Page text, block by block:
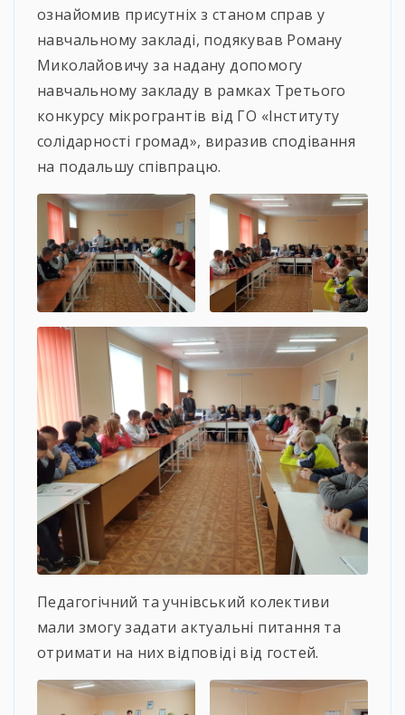
ознайомив присутніх з станом справ у
навчальному закладі, подякував Роману
Миколайовичу за надану допомогу
навчальному закладу в рамках Третього
конкурсу мікрогрантів від ГО «Інституту
солідарності громад», виразив сподівання
на подальшу співпрацю.
Педагогічний та учнівський колективи
мали змогу задати актуальні питання та
отримати на них відповіді від гостей.